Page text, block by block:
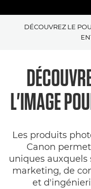
DÉCOUVREZ LE
Solutions d'imagerie
SDK
Articles et études de cas
L'IMAGE
Les produits
Canon
uniques auxquels
marketing, de
et